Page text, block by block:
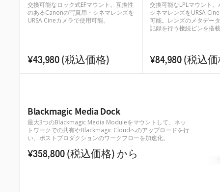
交換可能なロック式EFマウント。互換性
のあるCanonの写真用・シネマレンズを
URSA Cineカメラで使用可能。
¥43,980(税込価格)
交換可能なLPLマウント
シネマレンズをURSA
可能。レンズのメタデー
記録を行う接続ピンを搭
¥84,980(税込
Blackmagic Media Dock
最大3つのBlackmagic Media Moduleをマウントして、ネッ
トワークでの共有やBlackmagic Cloudへのアップロードを行
い、ポストプロダクションのワークフローを加速化。
¥358,800(税込価格) から